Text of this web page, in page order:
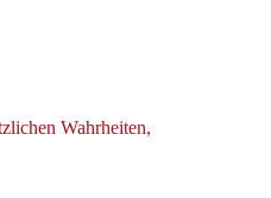
Wahrheiten,